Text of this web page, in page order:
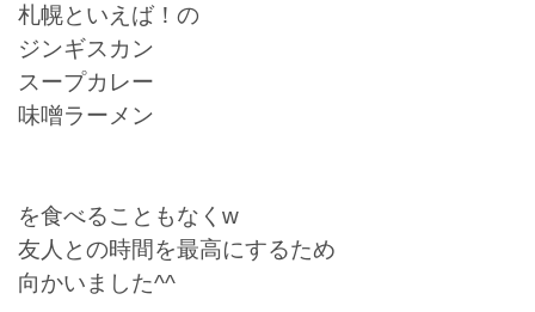
札幌といえば！の
ジンギスカン
スープカレー
味噌ラーメン
を食べることもなくw
友人との時間を最高にするため
向かいました^^